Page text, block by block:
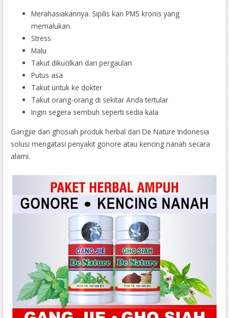
Merahasiakannya. Sipilis kan PMS kronis yang
memalukan.
Stress
Malu
Takut dikucilkan dari pergaulan
Putus asa
Takut untuk ke dokter
Takut orang-orang di sekitar Anda tertular
Ingin segera sembuh seperti sedia kala
Gangjie dan ghosiah produk herbal dari De Nature Indonesia
solusi mengatasi penyakit gonore atau kencing nanah secara
alami.